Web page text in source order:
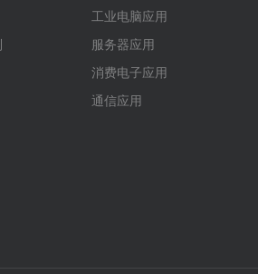
工业电脑应用
服务器应用
消费电子应用
通信应用